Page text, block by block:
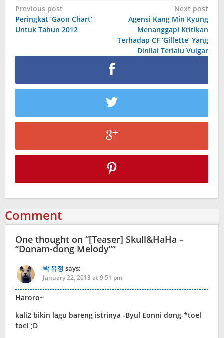
Post
navigation
Previous post
Peringkat ‘Gaon Chart’
Untuk Tahun 2012
Next post
Agensi Kang Min Kyung
Menanggapi Kritikan
Terhadap CF ‘Gillette’ Yang
Dinilai Terlalu Vulgar
Comment
One thought on “[Teaser] Skull&HaHa –
“Donam-dong Melody””
박 유정 says:
January 22, 2013 at 9:51 pm
Haroro~
kali2 bikin lagu bareng istrinya -Byul Eonni dong-*toel
toel ;D